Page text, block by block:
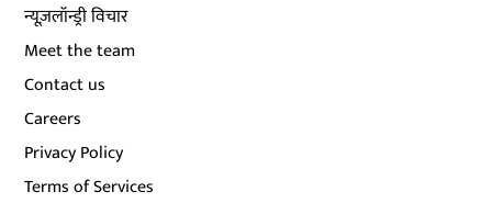
न्यूज़लॉन्ड्री विचार
Meet the team
Contact us
Careers
Privacy Policy
Terms of Services